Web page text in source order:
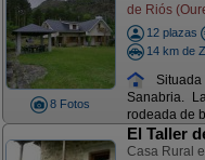
8 Fotos
de Riós
12 plazas
14 km de
Sanabria.
rodeada de
El Taller
Casa Rural